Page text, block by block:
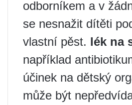
odborníkem a v
se nesnažit dítěti
vlastní pěst. lék na
například
účinek na dětský
může být